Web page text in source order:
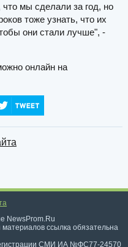
мы сделали за год, но
тоже узнать, что их
они стали лучше", -
онлайн на
NewsProm.Ru
ссылка обязательна
СМИ ИА №ФС77-24570